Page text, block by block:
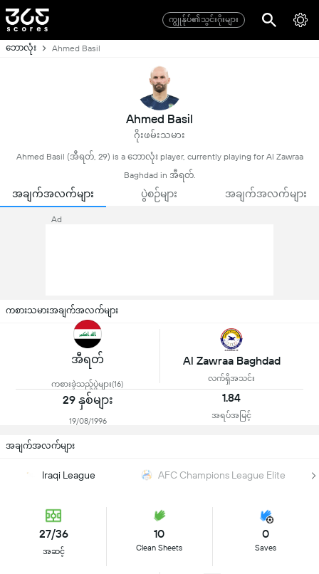
ကျွုန်ုပ်၏သွင်းဂိုးများ
ဘောလုံး Ahmed Basil
Ahmed Basil
ဂိုးဖမ်းသမား
Ahmed Basil (အီရတ်, 29) is a ဘောလုံး player, currently playing for Al Zawraa
Baghdad in အီရတ်.
အချက်အလက်များ ပွဲစဉ်များ အချက်အလက်များ
Ad
ကစားသမားအချက်အလက်များ
အီရတ်
ကစားခဲ့သည့်ပွဲများ(16)
Al Zawraa Baghdad
လက်ရှိအသင်း
29 နှစ်များ
19/08/1996
1.84
အရပ်အမြင့်
အချက်အလက်များ
Iraqi League AFC Champions League Elite
27/36
အဆင့်
10
Clean Sheets
0
Saves